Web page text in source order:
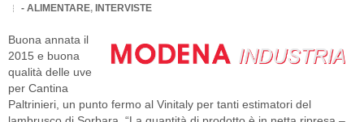
- ALIMENTARE, INTERVISTE
Buona annata il
2015 e buona
qualità delle uve
per Cantina
Paltrinieri, un punto fermo al Vinitaly per tanti estimatori del